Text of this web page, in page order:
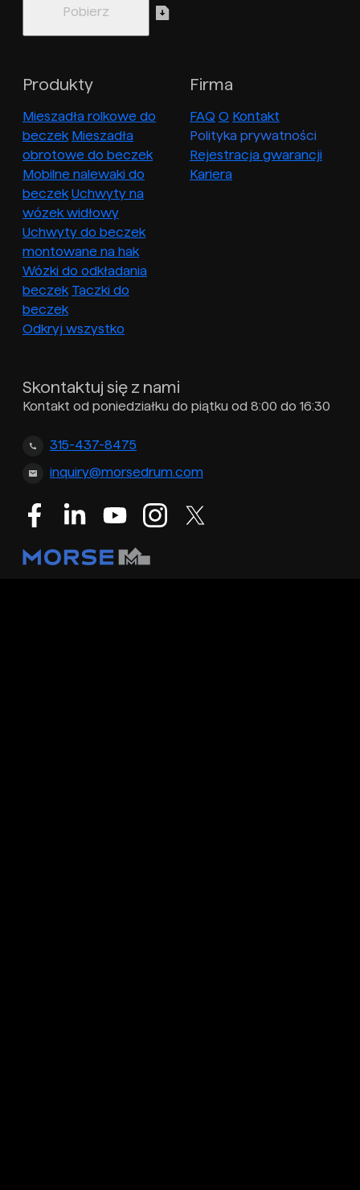
Produkty
Mieszadła rolkowe do
beczek Mieszadła
obrotowe do beczek
Mobilne nalewaki do
beczek Uchwyty na
wózek widłowy
Uchwyty do beczek
montowane na hak
Wózki do odkładania
beczek Taczki do
beczek
Odkryj wszystko
Firma
FAQ O Kontakt
Polityka prywatności
Rejestracja gwarancji
Kariera
Skontaktuj się z nami
Kontakt od poniedziałku do piątku od 8:00 do 16:30
315-437-8475
inquiry@morsedrum.com